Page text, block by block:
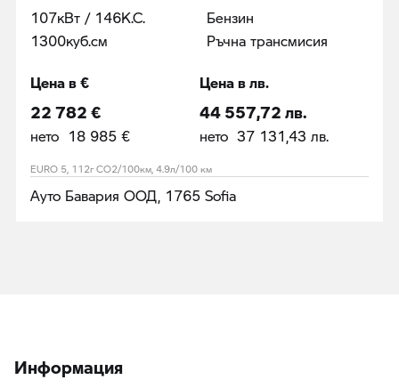
107кВт / 146К.С.
1300куб.cм
Бензин
Ръчна трансмисия
Цена в €
22 782 €
нето 18 985 €
Цена в лв.
44 557,72 лв.
нето 37 131,43 лв.
EURO 5, 112г CO2/100км, 4.9л/100 км
Ауто Бавария ООД, 1765 Sofia
Информация